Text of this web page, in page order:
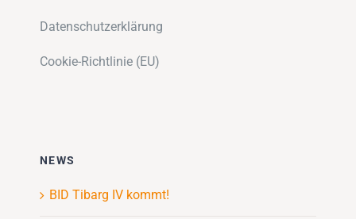
Datenschutzerklärung
Cookie-Richtlinie (EU)
NEWS
BID Tibarg IV kommt!